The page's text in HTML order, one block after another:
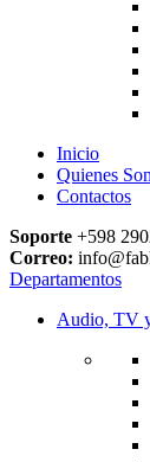
Inicio
Quienes
Contactos
Soporte +598
Correo:
Departamentos
Audio, TV